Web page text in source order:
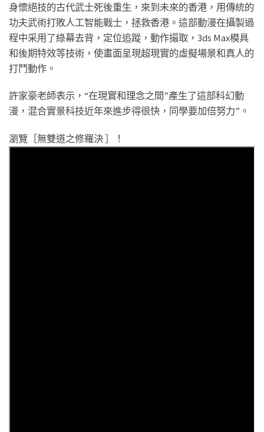
身懷絕技的古代武士死後重生，來到未來的香港，用傳統的
功夫武術打敗人工智能戰士，拯救香港。這部動漫在攝製過
程中采用了綠幕去背，定位追蹤，動作撮取，3ds Max模具
和後期特效等技術，使畫面呈現超現實的虛擬場景和真人的
打鬥動作。
許家豪老師表示，“在現實和理念之間”產生了這部科幻動
漫，混合實景科技近年來進步得很快，同學要加倍努力”。
瀏覽［無雙道之修羅決 ］！